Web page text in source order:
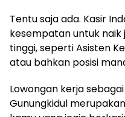
Tentu saja ada. Kasir
kesempatan untuk naik
tinggi, seperti Asisten
atau bahkan posisi
Lowongan kerja
Gunungkidul